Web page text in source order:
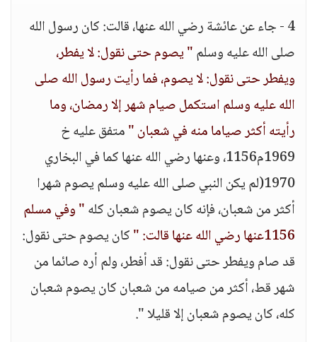
4 - جاء عن عائشة رضي الله عنها، قالت: كان رسول الله
صلى الله عليه وسلم" يصوم حتى نقول: لا يفطر،
ويفطر حتى نقول: لا يصوم، فما رأيت رسول الله صلى
الله عليه وسلم استكمل صيام شهر إلا رمضان، وما
رأيته أكثر صياما منه في شعبان "متفق عليه خ
1969م1156، وعنها رضي الله عنها كما في البخاري
1970(لم يكن النبي صلى الله عليه وسلم يصوم شهرا
أكثر من شعبان، فإنه كان يصوم شعبان كله" وفي مسلم
1156عنها رضي الله عنها قالت: "
كان يصوم حتى نقول:
قد صام ويفطر حتى نقول: قد أفطر، ولم أره صائما من
شهر قط، أكثر من صيامه من شعبان كان يصوم شعبان
كله، كان يصوم شعبان إلا قليلا ".